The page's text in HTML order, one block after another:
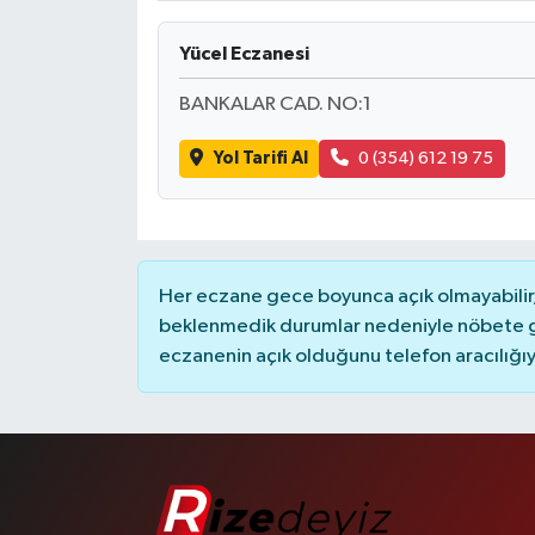
Yücel Eczanesi
BANKALAR CAD. NO:1
Yol Tarifi Al 0 (354) 612 19 75
Her eczane gece boyunca açık
beklenmedik durumlar nedeniyle nöbete
eczanenin açık olduğunu telefon